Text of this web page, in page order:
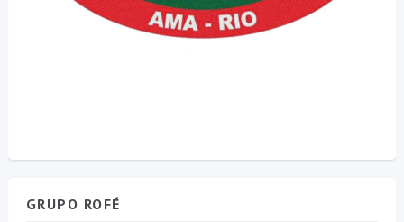
GRUPO ROFÉ